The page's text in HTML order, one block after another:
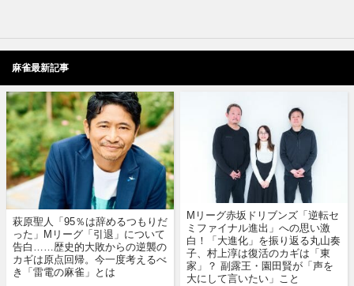
麻雀最新記事
萩原聖人「95％は辞めるつもりだ
った」Mリーグ「引退」について
告白……歴史的大敗からの逆襲の
カギは原点回帰。今一度考えるべ
き「雷電の麻雀」とは
Mリーグ赤坂ドリブンズ「逆転セ
ミファイナル進出」への思い激
白！「大進化」を振り返る丸山奏
子、村上淳は復活のカギは「東
家」？ 副露王・園田賢が「声を
大にして言いたい」こと